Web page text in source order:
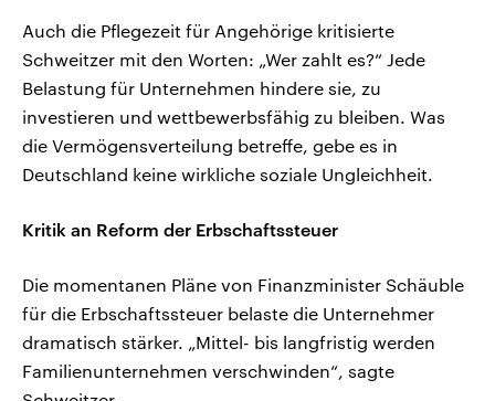
Auch die Pflegezeit für Angehörige kritisierte
Schweitzer mit den Worten: „Wer zahlt es?“ Jede
Belastung für Unternehmen hindere sie, zu
investieren und wettbewerbsfähig zu bleiben. Was
die Vermögensverteilung betreffe, gebe es in
Deutschland keine wirkliche soziale Ungleichheit.
Kritik an Reform der Erbschaftssteuer
Die momentanen Pläne von Finanzminister Schäuble
für die Erbschaftssteuer belaste die Unternehmer
dramatisch stärker. „Mittel- bis langfristig werden
Familienunternehmen verschwinden“, sagte